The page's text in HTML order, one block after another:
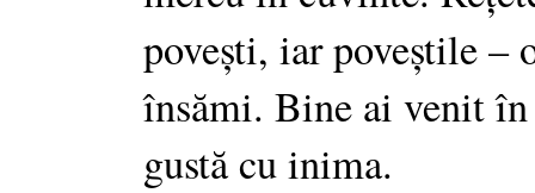
povești, iar poveștile –
însămi. Bine ai venit
gustă cu inima.